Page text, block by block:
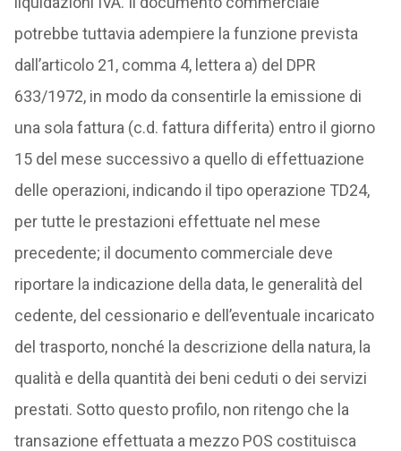
potrebbe tuttavia adempiere la funzione prevista
dall’articolo 21, comma 4, lettera a) del DPR
633/1972, in modo da consentirle la emissione di
una sola fattura (c.d. fattura differita) entro il giorno
15 del mese successivo a quello di effettuazione
delle operazioni, indicando il tipo operazione TD24,
per tutte le prestazioni effettuate nel mese
precedente; il documento commerciale deve
riportare la indicazione della data, le generalità del
cedente, del cessionario e dell’eventuale incaricato
del trasporto, nonché la descrizione della natura, la
qualità e della quantità dei beni ceduti o dei servizi
prestati. Sotto questo profilo, non ritengo che la
transazione effettuata a mezzo POS costituisca